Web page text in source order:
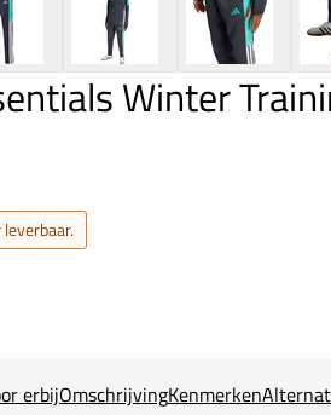
Winter
erbijOmschrijvingKenmerken